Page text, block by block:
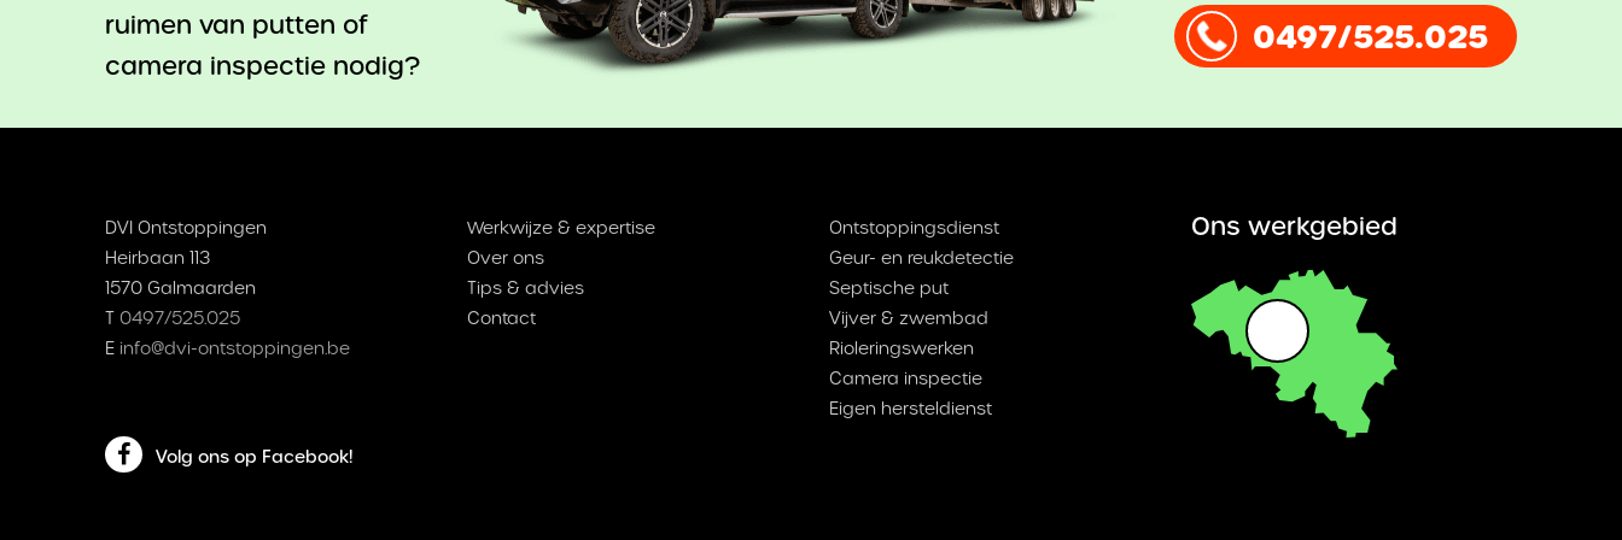
ruimen van putten of
camera inspectie nodig?
0497/525.025
DVI Ontstoppingen
Heirbaan 113
1570 Galmaarden
T 0497/525.025
E info@dvi-ontstoppingen.be
Volg ons op Facebook!
Werkwijze & expertise
Over ons
Tips & advies
Contact
Ontstoppingsdienst
Geur- en reukdetectie
Septische put
Vijver & zwembad
Rioleringswerken
Camera inspectie
Eigen hersteldienst
Ons werkgebied